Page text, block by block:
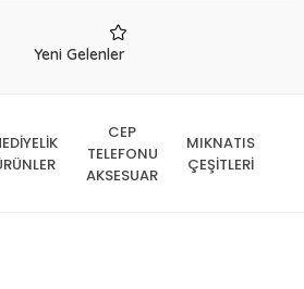
Yeni Gelenler
CEP
TELEFONU
AKSESUAR
MIKNATIS
ÇEŞİTLERİ